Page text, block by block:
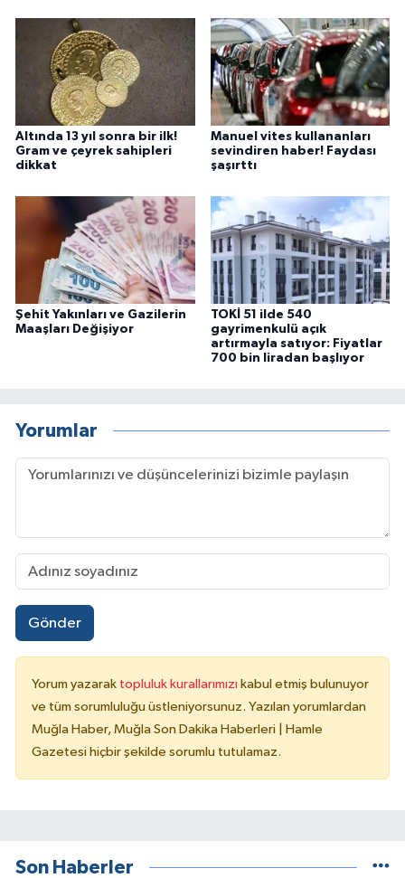
Altında 13 yıl sonra bir ilk!
Gram ve çeyrek sahipleri
dikkat
Manuel vites kullananları
sevindiren haber! Faydası
şaşırttı
Şehit Yakınları ve Gazilerin
Maaşları Değişiyor
TOKİ 51 ilde 540
gayrimenkulü açık
artırmayla satıyor: Fiyatlar
700 bin liradan başlıyor
Yorumlar
Gönder
Yorum yazarak topluluk kurallarımızı kabul etmiş bulunuyor
ve tüm sorumluluğu üstleniyorsunuz. Yazılan yorumlardan
Muğla Haber, Muğla Son Dakika Haberleri | Hamle
Gazetesi hiçbir şekilde sorumlu tutulamaz.
Son Haberler